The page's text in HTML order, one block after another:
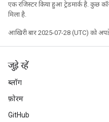
एक रजिस्टर किया हुआ ट्रेडमार्क है. कुछ
मिला है.
आखिरी बार 2025-07-28 (UTC) को
जुड़े रहें
ब्लॉग
फ़ोरम
GitHub